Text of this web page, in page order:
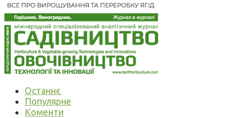
Останнє
Популярне
Коменти